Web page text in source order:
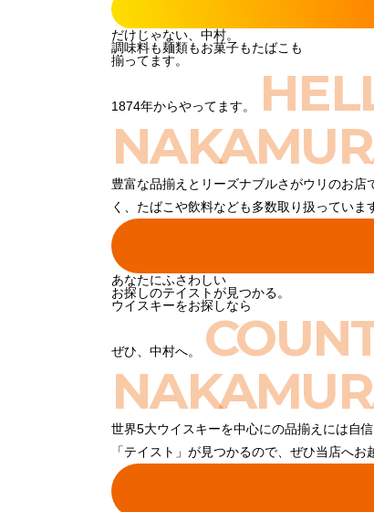
だけじゃない、中村。
調味料も麺類もお菓子もたばこも
揃ってます。
1874年からやってます。
豊富な品揃えとリーズナブルさがウリのお
く、たばこや飲料なども多数取り扱っていま
あなたにふさわしい
お探しのテイストが見つかる。
ウイスキーをお探しなら
ぜひ、中村へ。
世界5大ウイスキーを中心にの品揃えには自
「テイスト」が見つかるので、ぜひ当店へお